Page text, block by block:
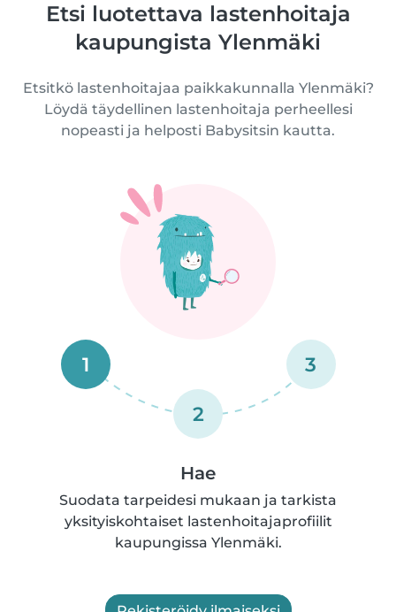
Etsi luotettava lastenhoitaja
kaupungista Ylenmäki
Etsitkö lastenhoitajaa paikkakunnalla Ylenmäki?
Löydä täydellinen lastenhoitaja perheellesi
nopeasti ja helposti Babysitsin kautta.
1
2
3
Hae
Suodata tarpeidesi mukaan ja tarkista
yksityiskohtaiset lastenhoitajaprofiilit
kaupungissa Ylenmäki.